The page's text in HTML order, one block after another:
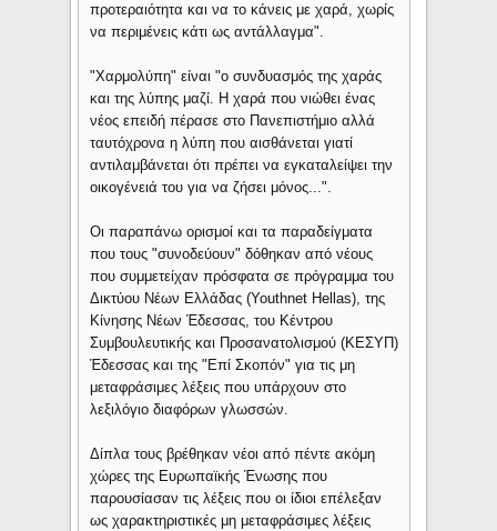
προτεραιότητα και να το κάνεις με χαρά, χωρίς
να περιμένεις κάτι ως αντάλλαγμα".
"Χαρμολύπη" είναι "ο συνδυασμός της χαράς
και της λύπης μαζί. Η χαρά που νιώθει ένας
νέος επειδή πέρασε στο Πανεπιστήμιο αλλά
ταυτόχρονα η λύπη που αισθάνεται γιατί
αντιλαμβάνεται ότι πρέπει να εγκαταλείψει την
οικογένειά του για να ζήσει μόνος...".
Οι παραπάνω ορισμοί και τα παραδείγματα
που τους "συνοδεύουν" δόθηκαν από νέους
που συμμετείχαν πρόσφατα σε πρόγραμμα του
Δικτύου Νέων Ελλάδας (Youthnet Hellas), της
Κίνησης Νέων Έδεσσας, του Κέντρου
Συμβουλευτικής και Προσανατολισμού (ΚΕΣΥΠ)
Έδεσσας και της "Επί Σκοπόν" για τις μη
μεταφράσιμες λέξεις που υπάρχουν στο
λεξιλόγιο διαφόρων γλωσσών.
Δίπλα τους βρέθηκαν νέοι από πέντε ακόμη
χώρες της Ευρωπαϊκής Ένωσης που
παρουσίασαν τις λέξεις που οι ίδιοι επέλεξαν
ως χαρακτηριστικές μη μεταφράσιμες λέξεις